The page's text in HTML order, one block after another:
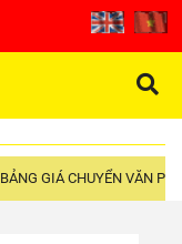
BẢNG GIÁ CHUYỂN VĂN